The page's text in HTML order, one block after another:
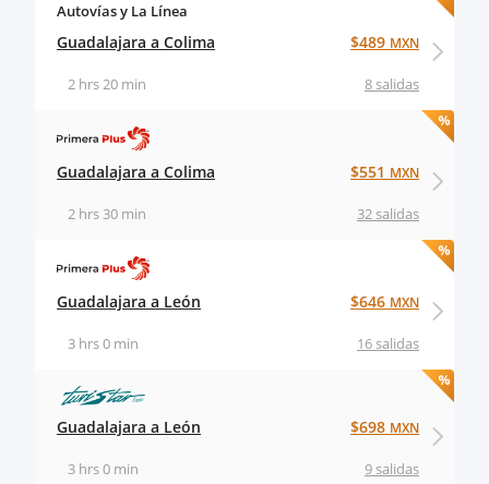
Autovías y La Línea
Guadalajara a Colima
8 salidas
2 hrs 20 min
$489 MXN
Guadalajara a Colima
32 salidas
2 hrs 30 min
$551 MXN
Guadalajara a León
16 salidas
3 hrs 0 min
$646 MXN
Guadalajara a León
9 salidas
3 hrs 0 min
$698 MXN